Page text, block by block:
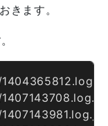
きます。